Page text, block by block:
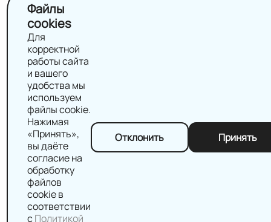
Файлы
cookies
Для
корректной
работы сайта
и вашего
удобства мы
используем
файлы cookie.
Нажимая
«Принять»,
вы даёте
согласие на
обработку
файлов
cookie в
соответствии
сПолитикой
Отклонить Принять